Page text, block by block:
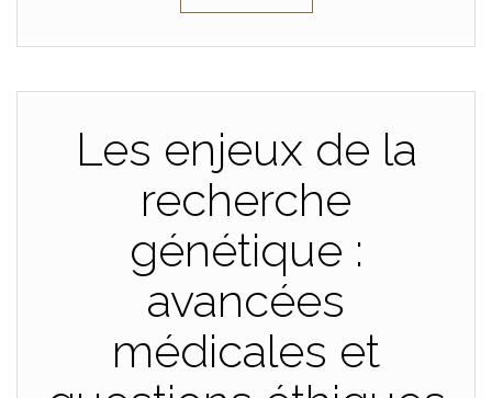
Les enjeux de la
recherche
génétique :
avancées
médicales et